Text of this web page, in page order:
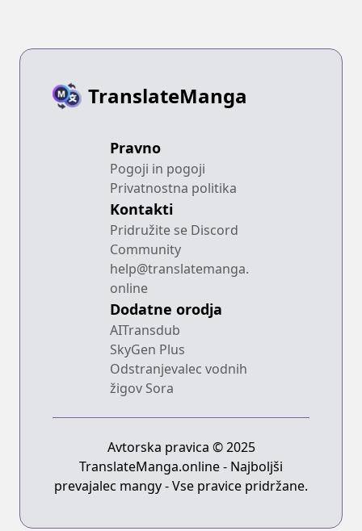
TranslateManga
Pravno
Pogoji in pogoji
Privatnostna politika
Kontakti
Pridružite se Discord
Community
help@translatemanga.
online
Dodatne orodja
AITransdub
SkyGen Plus
Odstranjevalec vodnih
žigov Sora
Avtorska pravica © 2025
TranslateManga.online - Najboljši
prevajalec mangy - Vse pravice pridržane.